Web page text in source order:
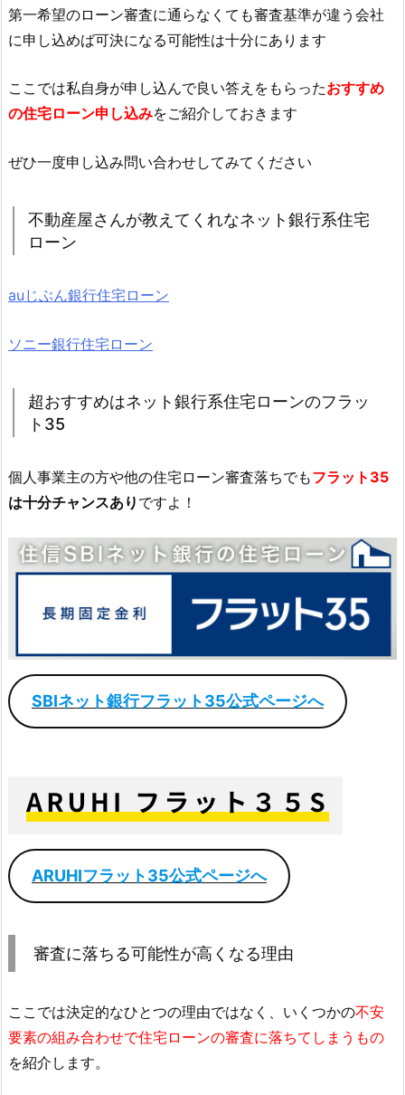
第一希望のローン審査に通らなくても審査基準が違う会社
に申し込めば可決になる可能性は十分にあります
ここでは私自身が申し込んで良い答えをもらったおすすめ
の住宅ローン申し込みをご紹介しておきます
ぜひ一度申し込み問い合わせしてみてください
不動産屋さんが教えてくれなネット銀行系住宅
ローン
auじぶん銀行住宅ローン
ソニー銀行住宅ローン
超おすすめはネット銀行系住宅ローンのフラッ
ト35
個人事業主の方や他の住宅ローン審査落ちでもフラット35
は十分チャンスあり ですよ！
SBIネット銀行フラット35公式ページへ
ARUHIフラット35公式ページへ
審査に落ちる可能性が高くなる理由
ここでは決定的なひとつの理由ではなく、いくつかの不安
要素の組み合わせで住宅ローンの審査に落ちてしまうもの
を紹介します。